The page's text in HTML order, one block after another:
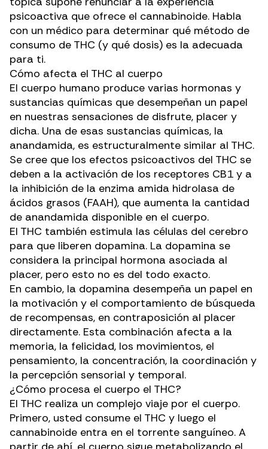
psicoactiva que ofrece el cannabinoide. Habla
con un médico para determinar qué método de
consumo de THC (y qué dosis) es la adecuada
para ti.
Cómo afecta el THC al cuerpo
El cuerpo humano produce varias hormonas y
sustancias químicas que desempeñan un papel
en nuestras sensaciones de disfrute, placer y
dicha. Una de esas sustancias químicas, la
anandamida, es estructuralmente similar al THC.
Se cree que los efectos psicoactivos del THC se
deben a la activación de los receptores CB1 y a
la inhibición de la enzima amida hidrolasa de
ácidos grasos (FAAH), que aumenta la cantidad
de anandamida disponible en el cuerpo.
El THC también estimula las células del cerebro
para que liberen dopamina. La dopamina se
considera la principal hormona asociada al
placer, pero esto no es del todo exacto.
En cambio, la dopamina desempeña un papel en
la motivación y el comportamiento de búsqueda
de recompensas, en contraposición al placer
directamente. Esta combinación afecta a la
memoria, la felicidad, los movimientos, el
pensamiento, la concentración, la coordinación y
la percepción sensorial y temporal.
¿Cómo procesa el cuerpo el THC?
El THC realiza un complejo viaje por el cuerpo.
Primero, usted consume el THC y luego el
cannabinoide entra en el torrente sanguíneo. A